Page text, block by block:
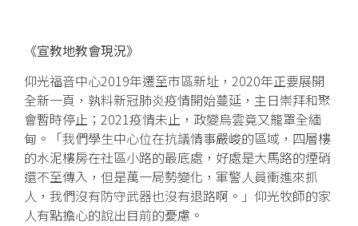
《宣教地教會現況》
仰光福音中心2019年遷至市區新址，2020年正要展開
全新一頁，孰料新冠肺炎疫情開始蔓延，主日崇拜和聚
會暫時停止；2021疫情未止，政變烏雲竟又籠罩全緬
甸。「我們學生中心位在抗議情事嚴峻的區域，四層樓
的水泥樓房在社區小路的最底處，好處是大馬路的煙硝
還不至傳入，但是萬一局勢變化，軍警人員衝進來抓
人，我們沒有防守武器也沒有退路啊。」仰光牧師的家
人有點擔心的說出目前的憂慮。